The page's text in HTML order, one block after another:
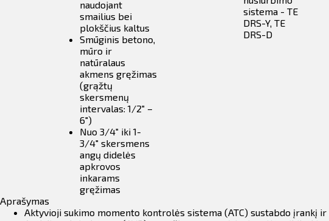
naudojant
smailius bei
plokščius kaltus
Smūginis betono,
mūro ir
natūralaus
akmens gręžimas
(grąžtų
skersmenų
intervalas: 1/2" –
6")
Nuo 3/4" iki 1-
3/4" skersmens
angų didelės
apkrovos
inkarams
gręžimas
sistema - TE
DRS-Y, TE
DRS-D
Aprašymas
Aktyvioji sukimo momento kontrolės sistema (ATC) sustabdo įrankį